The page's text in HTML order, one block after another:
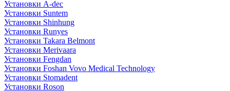
Установки A-dec
Установки Suntem
Установки Shinhung
Установки Runyes
Установки Takara Belmont
Установки Merivaara
Установки Fengdan
Установки Foshan Vovo Medical Technology
Установки Stomadent
Установки Roson